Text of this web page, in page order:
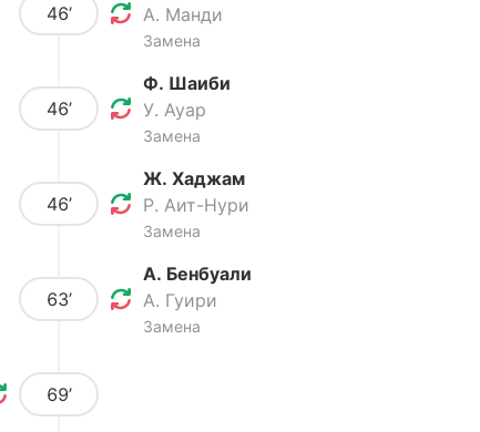
46’
А. Манди
Замена
46’
Ф. Шаиби
У. Ауар
Замена
46’
Ж. Хаджам
Р. Аит-Нури
Замена
63’
А. Бенбуали
А. Гуири
Замена
69’